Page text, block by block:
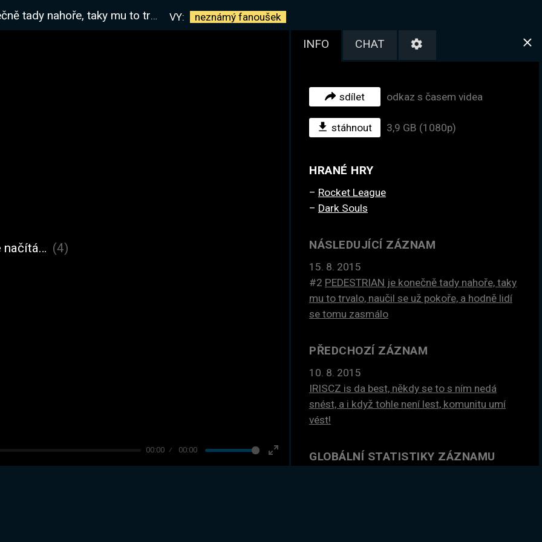
to trvalo, naučil se už pokoře, a hodně lidí se tomu zasmálo VY: neznámý fanoušek
00:00 00:00
Enter
načítá… (4)
INFO CHAT
sdílet odkaz s časem videa
stáhnout 3,9 GB (1080p)
HRANÉ HRY
Rocket League
Dark Souls
NÁSLEDUJÍCÍ ZÁZNAM
15. 8. 2015
#2 PEDESTRIAN je konečně tady nahoře, taky
mu to trvalo, naučil se už pokoře, a hodně lidí
se tomu zasmálo
PŘEDCHOZÍ ZÁZNAM
10. 8. 2015
IRISCZ is da best, někdy se to s ním nedá
snést, a i když tohle není lest, komunitu umí
vést!
GLOBÁLNÍ STATISTIKY ZÁZNAMU